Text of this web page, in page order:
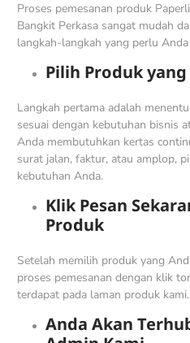
Proses pemesanan produk
Bangkit Perkasa sangat mudah
langkah-langkah yang perlu
Pilih Produk
Langkah pertama adalah
sesuai dengan kebutuhan bisnis
Anda membutuhkan kertas
surat jalan, faktur, atau amplop,
kebutuhan Anda.
Klik Pesan
Produk
Setelah memilih produk yang
proses pemesanan dengan klik
terdapat pada laman produk kami.
Anda Akan